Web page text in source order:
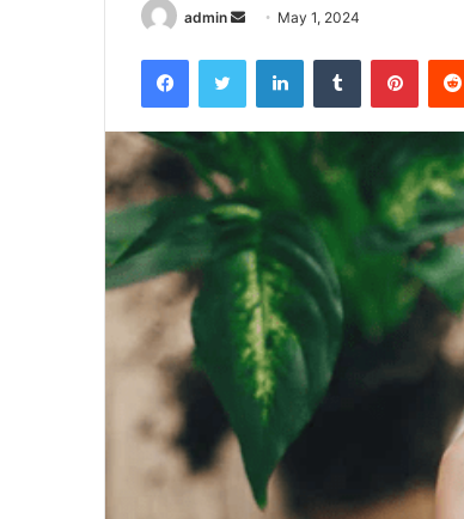
admin
Send
email
May 1, 2024
FacebookTwitter LinkedInTumblr